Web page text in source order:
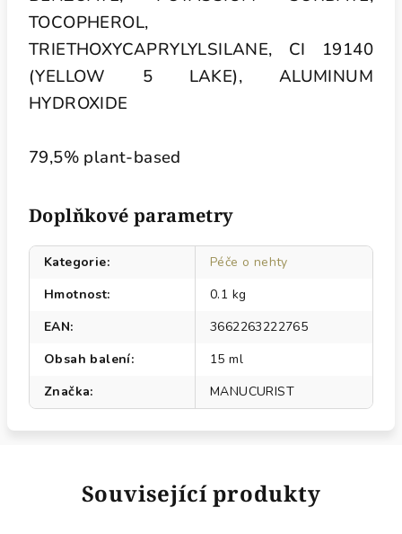
TOCOPHEROL,
TRIETHOXYCAPRYLYLSILANE, CI 19140
(YELLOW 5 LAKE), ALUMINUM
HYDROXIDE
79,5% plant-based
Doplňkové parametry
Kategorie:
Péče o nehty
Hmotnost:
0.1 kg
EAN:
3662263222765
Obsah balení:
15 ml
Značka: MANUCURIST
Související produkty